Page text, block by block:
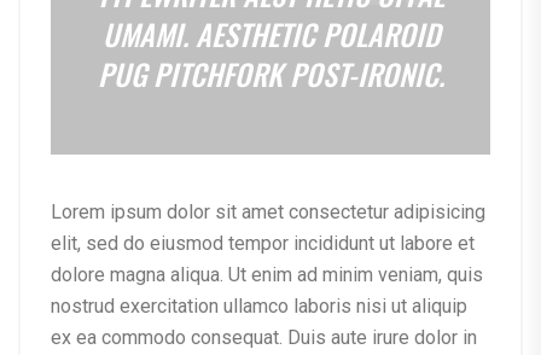
UMAMI. AESTHETIC POLAROID
PUG PITCHFORK POST-IRONIC.
Lorem ipsum dolor sit amet consectetur adipisicing
elit, sed do eiusmod tempor incididunt ut labore et
dolore magna aliqua. Ut enim ad minim veniam, quis
nostrud exercitation ullamco laboris nisi ut aliquip
ex ea commodo consequat. Duis aute irure dolor in